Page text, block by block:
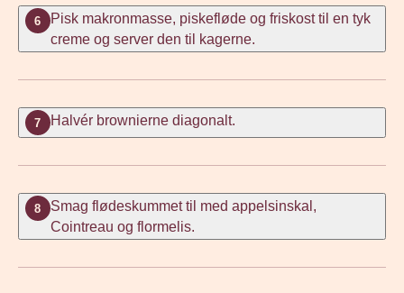
6
Pisk makronmasse, piskefløde og friskost til en tyk
creme og server den til kagerne.
7 Halvér brownierne diagonalt.
8
Smag flødeskummet til med appelsinskal,
Cointreau og flormelis.